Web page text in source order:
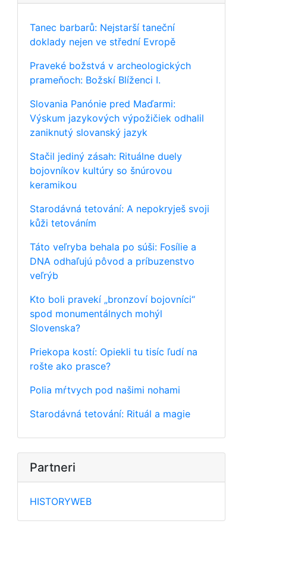
Tanec barbarů: Nejstarší taneční
doklady nejen ve střední Evropě
Praveké božstvá v archeologických
prameňoch: Božskí Blíženci I.
Slovania Panónie pred Maďarmi:
Výskum jazykových výpožičiek odhalil
zaniknutý slovanský jazyk
Stačil jediný zásah: Rituálne duely
bojovníkov kultúry so šnúrovou
keramikou
Starodávná tetování: A nepokryješ svoji
kůži tetováním
Táto veľryba behala po súši: Fosílie a
DNA odhaľujú pôvod a príbuzenstvo
veľrýb
Kto boli pravekí „bronzoví bojovníci“
spod monumentálnych mohýl
Slovenska?
Priekopa kostí: Opiekli tu tisíc ľudí na
rošte ako prasce?
Polia mŕtvych pod našimi nohami
Starodávná tetování: Rituál a magie
Partneri
HISTORYWEB